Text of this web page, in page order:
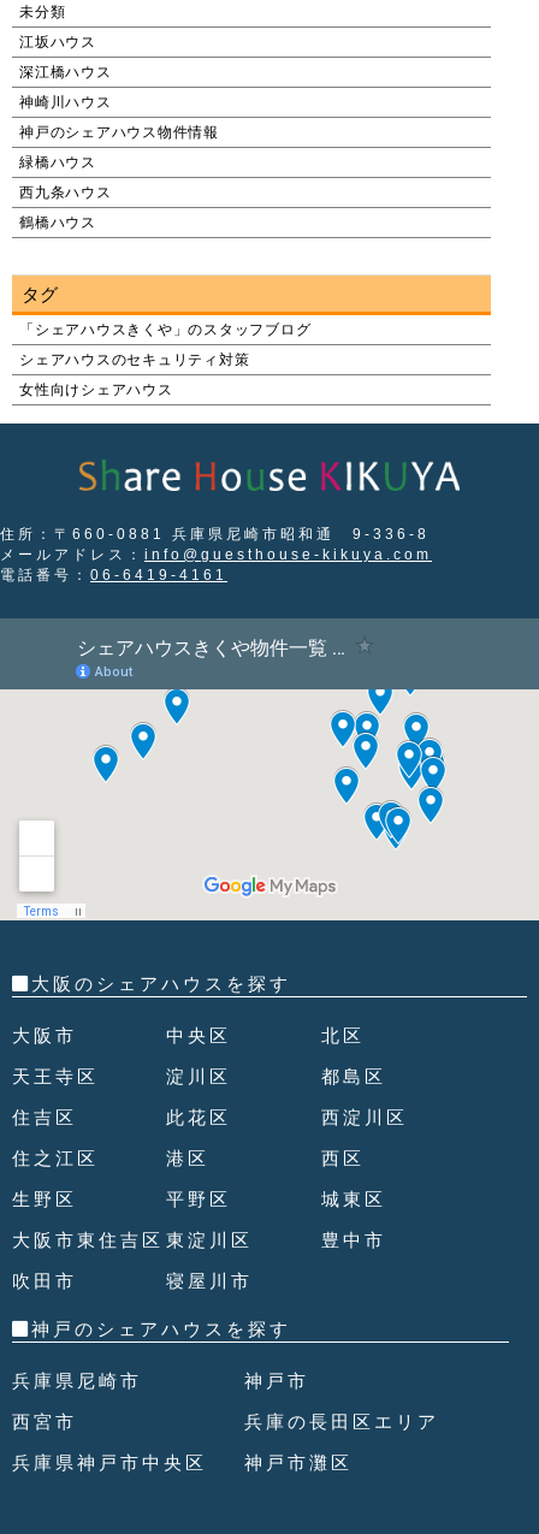
未分類
江坂ハウス
深江橋ハウス
神崎川ハウス
神戸のシェアハウス物件情報
緑橋ハウス
西九条ハウス
鶴橋ハウス
タグ
「シェアハウスきくや」のスタッフブログ
シェアハウスのセキュリティ対策
女性向けシェアハウス
住所：〒660-0881 兵庫県尼崎市昭和通 9-336-8
メールアドレス： info@guesthouse-kikuya.com
電話番号： 06-6419-4161
大阪のシェアハウスを探す
大阪市 中央区
北区
天王寺区
淀川区
都島区
住吉区
此花区
西淀川区
住之江区
港区
西区
生野区
平野区
城東区
大阪市東住吉区 東淀川区
豊中市
吹田市
寝屋川市
神戸のシェアハウスを探す
兵庫県尼崎市
神戸市
西宮市
兵庫の長田区エリア
兵庫県神戸市中央区
神戸市灘区